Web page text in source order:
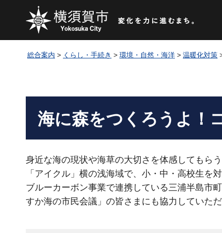
総合案内 > くらし・手続き > 環境・自然・海洋 > 温暖化対策
海に森をつくろうよ！
身近な海の現状や海草の大切さを体感してもら
「アイクル」横の浅海域で、小・中・高校生を
ブルーカーボン事業で連携している三浦半島市
すか海の市民会議」の皆さまにも協力していた